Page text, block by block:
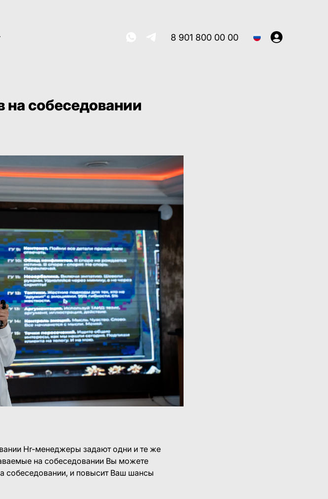
8 901 800 00 00
на собеседовании
Hr-менеджеры задают одни и те же
на собеседовании Вы можете
собеседовании, и повысит Ваш шансы